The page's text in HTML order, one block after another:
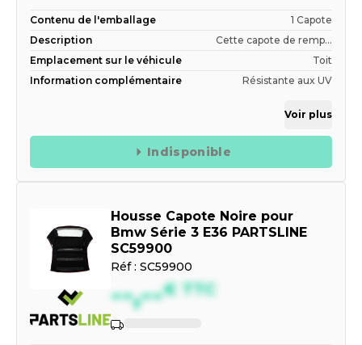
Contenu de l'emballage
1 Capote
Description
Cette capote de remp...
Emplacement sur le véhicule
Toit
Information complémentaire
Résistante aux UV
Voir plus
Indisponible
Housse Capote Noire pour
Bmw Série 3 E36 PARTSLINE
SC59900
Réf : SC59900
--,--€ TTC